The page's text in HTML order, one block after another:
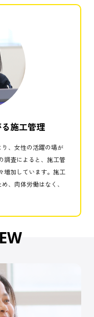
施工管理
、女性の活躍の場が
調査によると、施工管
増加しています。施工
、肉体労働はなく、